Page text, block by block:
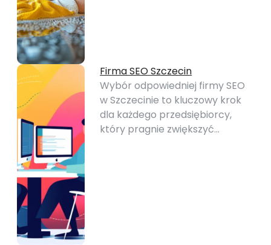
Firma SEO Szczecin
Wybór odpowiedniej firmy SEO
w Szczecinie to kluczowy krok
dla każdego przedsiębiorcy,
który pragnie zwiększyć…